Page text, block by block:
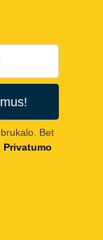
Bet
Privatumo